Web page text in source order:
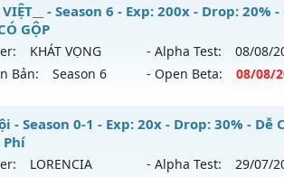
Non Reset
Mu Nguyên bản Webzen
XShield
Classic - Lối chơi cày cuốc
mới ra tháng 08 2026 - Mở máy chủ
08/2626
reset: Reset In Game
loại: Mu Nguyên bản Webzen
VIỆT__ - Season 6 - Exp: 200x - Drop: 20% -
GỘP
KHÁT VỌNG - Alpha Test: 08/08/
Bản:
Season 6 - Open Beta: 08/08/
VIỆT__ - CAM KẾT LÂU DÀI, CÓ GỘP
mới ra tháng 08 2026 - Mở máy chủ
- Season 0-1 - Exp: 20x - Drop: 30% - Dễ
Phí
LORENCIA - Alpha Test: 29/07/